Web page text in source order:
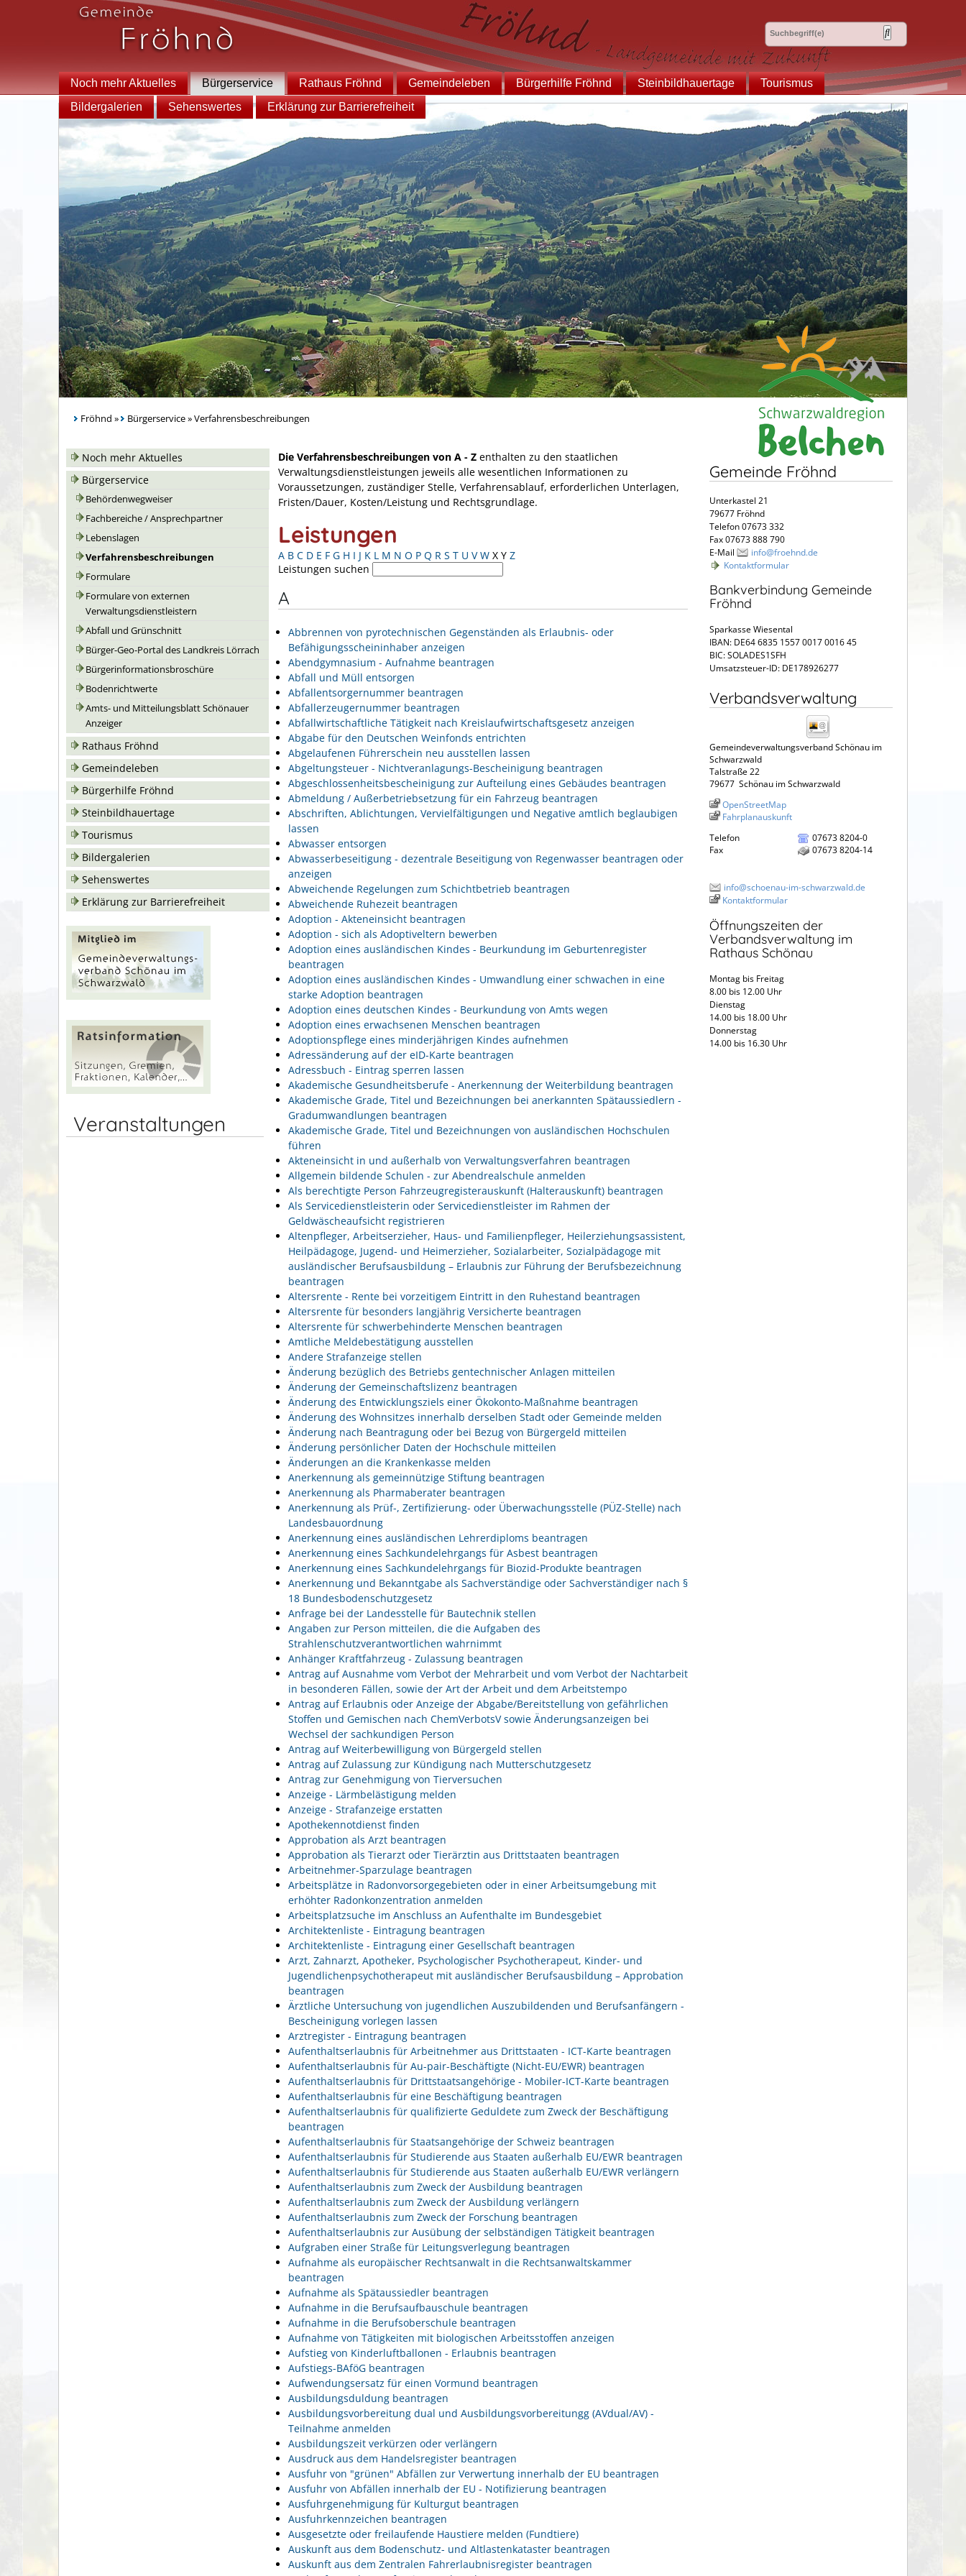
Noch mehr Aktuelles Bürgerservice Rathaus Fröhnd Gemeindeleben Bürgerhilfe Fröhnd Steinbildhauertage
Tourismus
Bildergalerien
Sehenswertes Erklärung zur Barrierefreiheit
Fröhnd » Bürgerservice»Verfahrensbeschreibungen
Noch mehr Aktuelles
Bürgerservice
Behördenwegweiser
Fachbereiche / Ansprechpartner
Lebenslagen
Verfahrensbeschreibungen
Formulare
Formulare von externen
Verwaltungsdienstleistern
Abfall und Grünschnitt
Bürger-Geo-Portal des Landkreis Lörrach
Bürgerinformationsbroschüre
Bodenrichtwerte
Amts- und Mitteilungsblatt Schönauer
Anzeiger
Rathaus Fröhnd
Gemeindeleben
Bürgerhilfe Fröhnd
Steinbildhauertage
Tourismus
Bildergalerien
Sehenswertes
Erklärung zur Barrierefreiheit
Veranstaltungen
Die Verfahrensbeschreibungen von A - Z enthalten zu den staatlichen
Verwaltungsdienstleistungen jeweils alle wesentlichen Informationen zu
Voraussetzungen, zuständiger Stelle, Verfahrensablauf, erforderlichen Unterlagen,
Fristen/Dauer, Kosten/Leistung und Rechtsgrundlage.
Leistungen
A B C D E F G H I J K L M N O P Q R S T U V W X Y Z
Leistungen suchen
A
Abbrennen von pyrotechnischen Gegenständen als Erlaubnis- oder
Befähigungsscheininhaber anzeigen
Abendgymnasium - Aufnahme beantragen
Abfall und Müll entsorgen
Abfallentsorgernummer beantragen
Abfallerzeugernummer beantragen
Abfallwirtschaftliche Tätigkeit nach Kreislaufwirtschaftsgesetz anzeigen
Abgabe für den Deutschen Weinfonds entrichten
Abgelaufenen Führerschein neu ausstellen lassen
Abgeltungsteuer - Nichtveranlagungs-Bescheinigung beantragen
Abgeschlossenheitsbescheinigung zur Aufteilung eines Gebäudes beantragen
Abmeldung / Außerbetriebsetzung für ein Fahrzeug beantragen
Abschriften, Ablichtungen, Vervielfältigungen und Negative amtlich beglaubigen
lassen
Abwasser entsorgen
Abwasserbeseitigung - dezentrale Beseitigung von Regenwasser beantragen oder
anzeigen
Abweichende Regelungen zum Schichtbetrieb beantragen
Abweichende Ruhezeit beantragen
Adoption - Akteneinsicht beantragen
Adoption - sich als Adoptiveltern bewerben
Adoption eines ausländischen Kindes - Beurkundung im Geburtenregister
beantragen
Adoption eines ausländischen Kindes - Umwandlung einer schwachen in eine
starke Adoption beantragen
Adoption eines deutschen Kindes - Beurkundung von Amts wegen
Adoption eines erwachsenen Menschen beantragen
Adoptionspflege eines minderjährigen Kindes aufnehmen
Adressänderung auf der eID-Karte beantragen
Adressbuch - Eintrag sperren lassen
Akademische Gesundheitsberufe - Anerkennung der Weiterbildung beantragen
Akademische Grade, Titel und Bezeichnungen bei anerkannten Spätaussiedlern -
Gradumwandlungen beantragen
Akademische Grade, Titel und Bezeichnungen von ausländischen Hochschulen
führen
Akteneinsicht in und außerhalb von Verwaltungsverfahren beantragen
Allgemein bildende Schulen - zur Abendrealschule anmelden
Als berechtigte Person Fahrzeugregisterauskunft (Halterauskunft) beantragen
Als Servicedienstleisterin oder Servicedienstleister im Rahmen der
Geldwäscheaufsicht registrieren
Altenpfleger, Arbeitserzieher, Haus- und Familienpfleger, Heilerziehungsassistent,
Heilpädagoge, Jugend- und Heimerzieher, Sozialarbeiter, Sozialpädagoge mit
ausländischer Berufsausbildung – Erlaubnis zur Führung der Berufsbezeichnung
beantragen
Altersrente - Rente bei vorzeitigem Eintritt in den Ruhestand beantragen
Altersrente für besonders langjährig Versicherte beantragen
Altersrente für schwerbehinderte Menschen beantragen
Amtliche Meldebestätigung ausstellen
Andere Strafanzeige stellen
Änderung bezüglich des Betriebs gentechnischer Anlagen mitteilen
Änderung der Gemeinschaftslizenz beantragen
Änderung des Entwicklungsziels einer Ökokonto-Maßnahme beantragen
Änderung des Wohnsitzes innerhalb derselben Stadt oder Gemeinde melden
Änderung nach Beantragung oder bei Bezug von Bürgergeld mitteilen
Änderung persönlicher Daten der Hochschule mitteilen
Änderungen an die Krankenkasse melden
Anerkennung als gemeinnützige Stiftung beantragen
Anerkennung als Pharmaberater beantragen
Anerkennung als Prüf-, Zertifizierung- oder Überwachungsstelle (PÜZ-Stelle) nach
Landesbauordnung
Anerkennung eines ausländischen Lehrerdiploms beantragen
Anerkennung eines Sachkundelehrgangs für Asbest beantragen
Anerkennung eines Sachkundelehrgangs für Biozid-Produkte beantragen
Anerkennung und Bekanntgabe als Sachverständige oder Sachverständiger nach §
18 Bundesbodenschutzgesetz
Anfrage bei der Landesstelle für Bautechnik stellen
Angaben zur Person mitteilen, die die Aufgaben des
Strahlenschutzverantwortlichen wahrnimmt
Anhänger Kraftfahrzeug - Zulassung beantragen
Antrag auf Ausnahme vom Verbot der Mehrarbeit und vom Verbot der Nachtarbeit
in besonderen Fällen, sowie der Art der Arbeit und dem Arbeitstempo
Antrag auf Erlaubnis oder Anzeige der Abgabe/Bereitstellung von gefährlichen
Stoffen und Gemischen nach ChemVerbotsV sowie Änderungsanzeigen bei
Wechsel der sachkundigen Person
Antrag auf Weiterbewilligung von Bürgergeld stellen
Antrag auf Zulassung zur Kündigung nach Mutterschutzgesetz
Antrag zur Genehmigung von Tierversuchen
Anzeige - Lärmbelästigung melden
Anzeige - Strafanzeige erstatten
Apothekennotdienst finden
Approbation als Arzt beantragen
Approbation als Tierarzt oder Tierärztin aus Drittstaaten beantragen
Arbeitnehmer-Sparzulage beantragen
Arbeitsplätze in Radonvorsorgegebieten oder in einer Arbeitsumgebung mit
erhöhter Radonkonzentration anmelden
Arbeitsplatzsuche im Anschluss an Aufenthalte im Bundesgebiet
Architektenliste - Eintragung beantragen
Architektenliste - Eintragung einer Gesellschaft beantragen
Arzt, Zahnarzt, Apotheker, Psychologischer Psychotherapeut, Kinder- und
Jugendlichenpsychotherapeut mit ausländischer Berufsausbildung – Approbation
beantragen
Ärztliche Untersuchung von jugendlichen Auszubildenden und Berufsanfängern -
Bescheinigung vorlegen lassen
Arztregister - Eintragung beantragen
Aufenthaltserlaubnis für Arbeitnehmer aus Drittstaaten - ICT-Karte beantragen
Aufenthaltserlaubnis für Au-pair-Beschäftigte (Nicht-EU/EWR) beantragen
Aufenthaltserlaubnis für Drittstaatsangehörige - Mobiler-ICT-Karte beantragen
Aufenthaltserlaubnis für eine Beschäftigung beantragen
Aufenthaltserlaubnis für qualifizierte Geduldete zum Zweck der Beschäftigung
beantragen
Aufenthaltserlaubnis für Staatsangehörige der Schweiz beantragen
Aufenthaltserlaubnis für Studierende aus Staaten außerhalb EU/EWR beantragen
Aufenthaltserlaubnis für Studierende aus Staaten außerhalb EU/EWR verlängern
Aufenthaltserlaubnis zum Zweck der Ausbildung beantragen
Aufenthaltserlaubnis zum Zweck der Ausbildung verlängern
Aufenthaltserlaubnis zum Zweck der Forschung beantragen
Aufenthaltserlaubnis zur Ausübung der selbständigen Tätigkeit beantragen
Aufgraben einer Straße für Leitungsverlegung beantragen
Aufnahme als europäischer Rechtsanwalt in die Rechtsanwaltskammer
beantragen
Aufnahme als Spätaussiedler beantragen
Aufnahme in die Berufsaufbauschule beantragen
Aufnahme in die Berufsoberschule beantragen
Aufnahme von Tätigkeiten mit biologischen Arbeitsstoffen anzeigen
Aufstieg von Kinderluftballonen - Erlaubnis beantragen
Aufstiegs-BAföG beantragen
Aufwendungsersatz für einen Vormund beantragen
Ausbildungsduldung beantragen
Ausbildungsvorbereitung dual und Ausbildungsvorbereitungg (AVdual/AV) -
Teilnahme anmelden
Ausbildungszeit verkürzen oder verlängern
Ausdruck aus dem Handelsregister beantragen
Ausfuhr von "grünen" Abfällen zur Verwertung innerhalb der EU beantragen
Ausfuhr von Abfällen innerhalb der EU - Notifizierung beantragen
Ausfuhrgenehmigung für Kulturgut beantragen
Ausfuhrkennzeichen beantragen
Ausgesetzte oder freilaufende Haustiere melden (Fundtiere)
Auskunft aus dem Bodenschutz- und Altlastenkataster beantragen
Auskunft aus dem Zentralen Fahrerlaubnisregister beantragen
Gemeinde Fröhnd
Unterkastel 21
79677 Fröhnd
Telefon 07673 332
Fax 07673 888 790
E-Mail
info@froehnd.de
Kontaktformular
Bankverbindung Gemeinde
Fröhnd
Sparkasse Wiesental
IBAN: DE64 6835 1557 0017 0016 45
BIC: SOLADES1SFH
Umsatzsteuer-ID: DE178926277
Verbandsverwaltung
Gemeindeverwaltungsverband Schönau im
Schwarzwald
Talstraße 22
79677 Schönau im Schwarzwald
OpenStreetMap
Fahrplanauskunft
Telefon
07673 8204-0
Fax
07673 8204-14
info@schoenau-im-schwarzwald.de
Kontaktformular
Öffnungszeiten der
Verbandsverwaltung im
Rathaus Schönau
Montag bis Freitag
8.00 bis 12.00 Uhr
Dienstag
14.00 bis 18.00 Uhr
Donnerstag
14.00 bis 16.30 Uhr